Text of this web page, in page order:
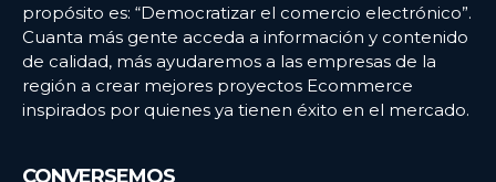
propósito es: “Democratizar el comercio electrónico”.
Cuanta más gente acceda a información y contenido
de calidad, más ayudaremos a las empresas de la
región a crear mejores proyectos Ecommerce
inspirados por quienes ya tienen éxito en el mercado.
CONVERSEMOS